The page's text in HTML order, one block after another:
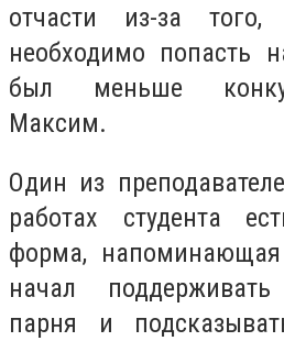
отчасти из-за
необходимо попасть
был меньше
Максим.
Один из
работах студента
форма,
начал поддерживать
парня и